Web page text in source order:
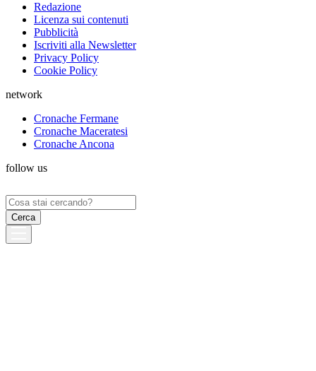
Redazione
Licenza sui contenuti
Pubblicità
Iscriviti alla Newsletter
Privacy Policy
Cookie Policy
network
Cronache Fermane
Cronache Maceratesi
Cronache Ancona
follow us
Ricerca
per: